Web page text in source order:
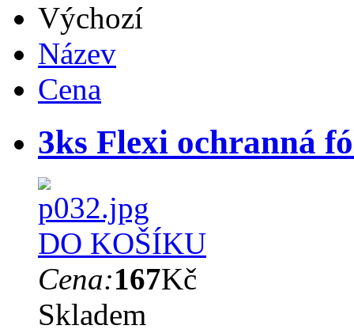
Výchozí
Název
Cena
3ks Flexi ochranná
DO KOŠÍKU
Cena:167Kč
Skladem